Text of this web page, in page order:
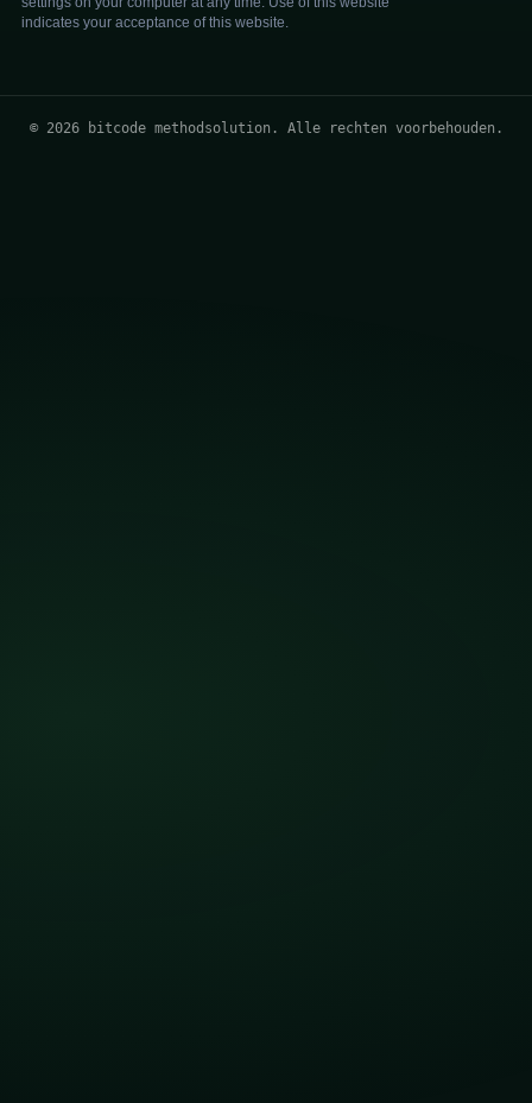
© 2026 bitcode methodsolution. Alle rechten voorbehouden.